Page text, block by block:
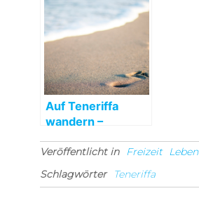
Sommermonate!
Auf Teneriffa
wandern –
Alternative
Veröffentlicht in Freizeit Leben
Schlagwörter
Teneriffa